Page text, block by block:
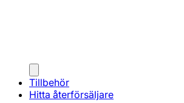
Tillbehör
Hitta återförsäljare